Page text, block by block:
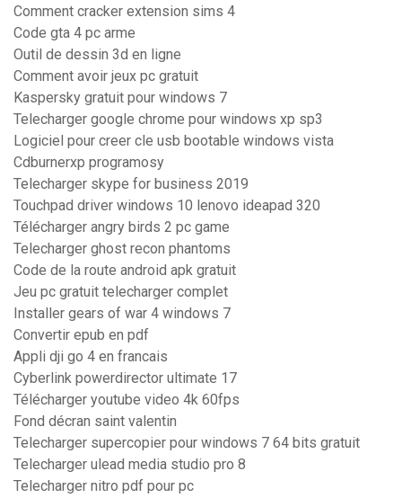
Comment cracker extension sims 4
Code gta 4 pc arme
Outil de dessin 3d en ligne
Comment avoir jeux pc gratuit
Kaspersky gratuit pour windows 7
Telecharger google chrome pour windows xp sp3
Logiciel pour creer cle usb bootable windows vista
Cdburnerxp programosy
Telecharger skype for business 2019
Touchpad driver windows 10 lenovo ideapad 320
Télécharger angry birds 2 pc game
Telecharger ghost recon phantoms
Code de la route android apk gratuit
Jeu pc gratuit telecharger complet
Installer gears of war 4 windows 7
Convertir epub en pdf
Appli dji go 4 en francais
Cyberlink powerdirector ultimate 17
Télécharger youtube video 4k 60fps
Fond décran saint valentin
Telecharger supercopier pour windows 7 64 bits gratuit
Telecharger ulead media studio pro 8
Telecharger nitro pdf pour pc